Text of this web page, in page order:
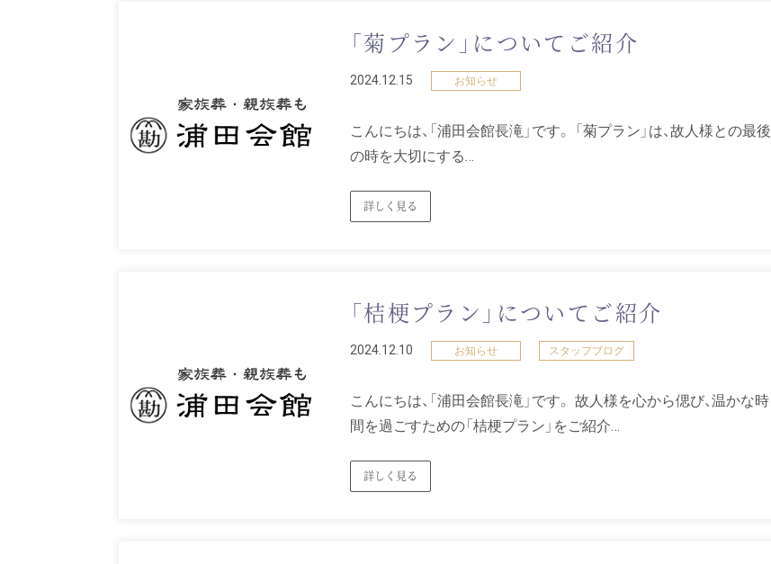
「菊プラン」についてご紹介
2024.12.15 お知らせ
こんにちは、「浦田会館長滝」です。 「菊プラン」は、故人様との最後
の時を大切にする…
詳しく見る
「桔梗プラン」についてご紹介
2024.12.10 お知らせ スタッフブログ
こんにちは、「浦田会館長滝」です。 故人様を心から偲び、温かな時
間を過ごすための「桔梗プラン」をご紹介…
詳しく見る